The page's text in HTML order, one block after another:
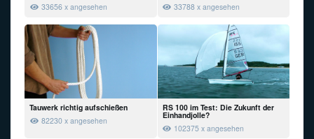
33656 x angesehen
33788 x angesehen
Tauwerk richtig aufschießen
82230 x angesehen
RS 100 im Test: Die Zukunft der
Einhandjolle?
102375 x angesehen